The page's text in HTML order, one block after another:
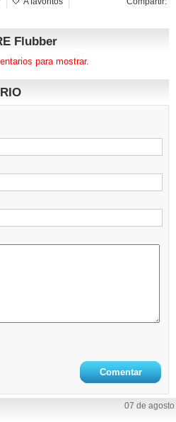
Flubber
para mostrar.
07 de agosto